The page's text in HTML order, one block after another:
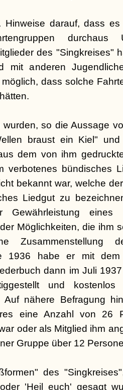
Hinweise darauf, dass
durchaus
des "Singkreises"
mit anderen
dass solche
so die Aussage
braust ein Kiel"
dem von ihm
verbotenes bündisches
bekannt war, welche
Liedgut zu
eines
Möglichkeiten, die ihm
Zusammenstellung
1936 habe er mit
dann im Juli
und
Auf nähere Befragung
eine Anzahl von 26
oder als Mitglied ihm
Gruppe über 12
des
'Heil euch' gesagt